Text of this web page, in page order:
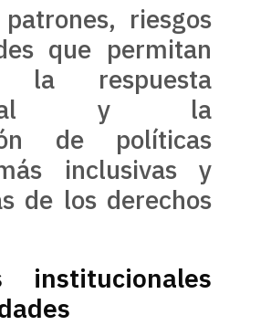
riesgos
que permitan
la respuesta
y la
de políticas
inclusivas y
de los derechos
institucionales